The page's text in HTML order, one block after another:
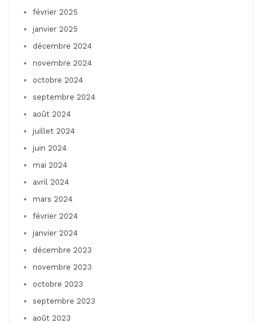
février 2025
janvier 2025
décembre 2024
novembre 2024
octobre 2024
septembre 2024
août 2024
juillet 2024
juin 2024
mai 2024
avril 2024
mars 2024
février 2024
janvier 2024
décembre 2023
novembre 2023
octobre 2023
septembre 2023
août 2023